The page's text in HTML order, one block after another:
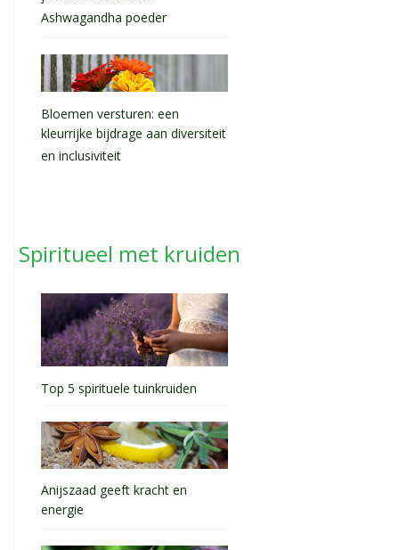
Ashwagandha poeder
Bloemen versturen: een
kleurrijke bijdrage aan diversiteit
en inclusiviteit
Spiritueel met kruiden
Top 5 spirituele tuinkruiden
Anijszaad geeft kracht en
energie